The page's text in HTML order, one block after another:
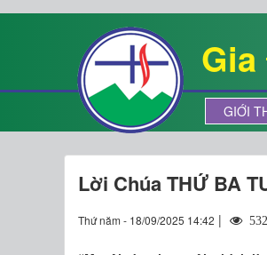
Gia
GIỚI
Lời Chúa THỨ BA
Thứ năm - 18/09/2025 14:42 | 532